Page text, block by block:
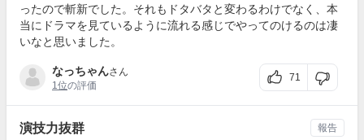
ったので斬新でした。それもドタバタと変わるわけでなく、本
当にドラマを見ているように流れる感じでやってのけるのは凄
いなと思いました。
なっちゃんさん
1位の評価
71
演技力抜群 報告